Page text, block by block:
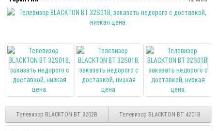
Телевизор BLACKTON BT 3202B Телевизор BLACKTON BT 4201B